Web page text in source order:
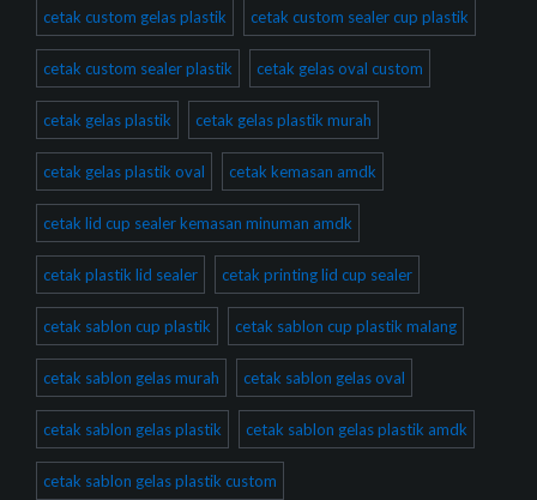
cetak custom gelas plastik cetak custom sealer cup plastik
cetak custom sealer plastik cetak gelas oval custom
cetak gelas plastik cetak gelas plastik murah
cetak gelas plastik oval cetak kemasan amdk
cetak lid cup sealer kemasan minuman amdk
cetak plastik lid sealer cetak printing lid cup sealer
cetak sablon cup plastik cetak sablon cup plastik malang
cetak sablon gelas murah cetak sablon gelas oval
cetak sablon gelas plastik cetak sablon gelas plastik amdk
cetak sablon gelas plastik custom